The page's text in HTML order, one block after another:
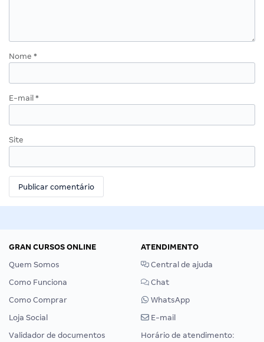
Nome *
E-mail *
Site
GRAN CURSOS ONLINE
Quem Somos
Como Funciona
Como Comprar
Loja Social
Validador de documentos
ATENDIMENTO
Central de ajuda
Chat
WhatsApp
E-mail
Horário de atendimento: